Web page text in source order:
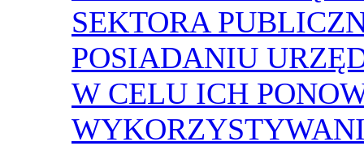
SEKTORA
POSIADANIU
W CELU ICH